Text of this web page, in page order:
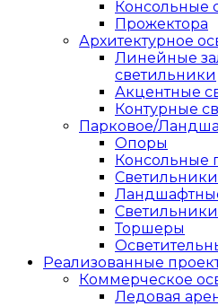
Консольные
Прожектора
Архитектурное
Линейные
светильники
Акцентные
Контурные
Парковое/
Опоры
Консольные
Торшеры
Реализованные
Коммерческое
Ледовая